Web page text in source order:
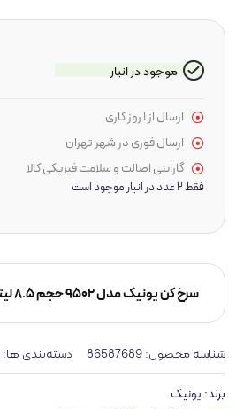
سرخ کن یونیک مدل 9502 حجم 8.5 لیتری با 2 المنت
شناسه محصول:86587689 دسته‌بندی ها:
برند: یونیک
موجود در انبار
ارسال از 1 روز کاری
ارسال فوری در شهر تهران
گارانتی اصالت و سلامت فیزیکی کالا
فقط 2 عدد در انبار موجود است